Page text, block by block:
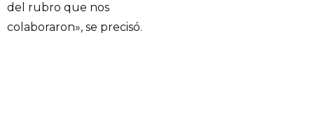
del rubro que nos
colaboraron», se precisó.